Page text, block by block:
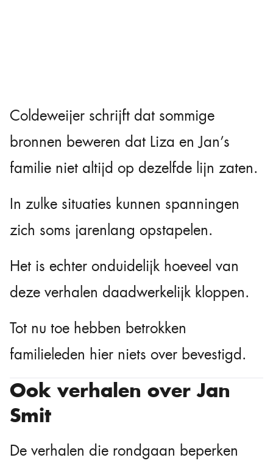
Coldeweijer schrijft dat sommige
bronnen beweren dat Liza en Jan’s
familie niet altijd op dezelfde lijn zaten.
In zulke situaties kunnen spanningen
zich soms jarenlang opstapelen.
Het is echter onduidelijk hoeveel van
deze verhalen daadwerkelijk kloppen.
Tot nu toe hebben betrokken
familieleden hier niets over bevestigd.
Ook verhalen over Jan
Smit
De verhalen die rondgaan beperken